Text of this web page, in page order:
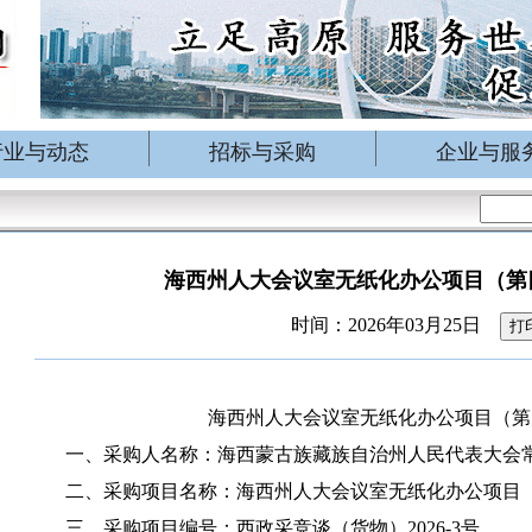
与动态 招标与采购 企业与服
海西州人大会议室无纸化办公项目（
时间：2026年03月25日 打
海西州人大会议室无纸化办公项目（
一、采购人名称：海西蒙古族藏族自治州人民代表大会
二、采购项目名称：海西州人大会议室无纸化办公项目
三、采购项目编号：西政采竞谈（货物）2026-3号